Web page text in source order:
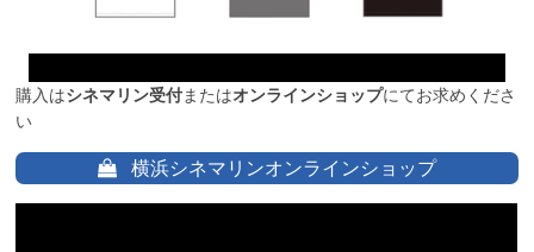
購入はシネマリン受付またはオンラインショップにてお求めくださ
い
横浜シネマリンオンラインショップ